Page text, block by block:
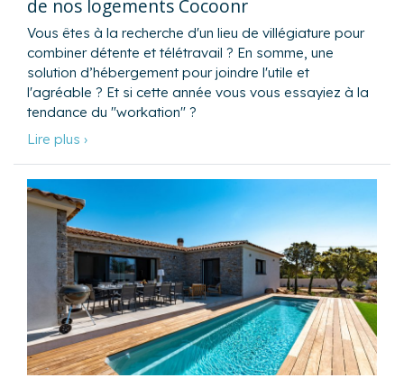
de nos logements Cocoonr
Vous êtes à la recherche d'un lieu de villégiature pour
combiner détente et télétravail ? En somme, une
solution d’hébergement pour joindre l'utile et
l'agréable ? Et si cette année vous vous essayiez à la
tendance du "workation" ?
Lire plus ›